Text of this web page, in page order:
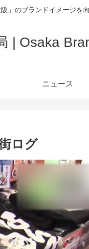
のブランドイメージを
| Osaka
ニュース
ログ